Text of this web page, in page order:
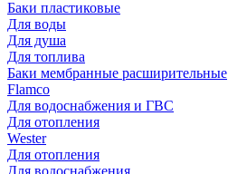
Баки пластиковые
Для воды
Для душа
Для топлива
Баки мембранные расширительные
Flamco
Для водоснабжения и ГВС
Для отопления
Wester
Для отопления
Для водоснабжения